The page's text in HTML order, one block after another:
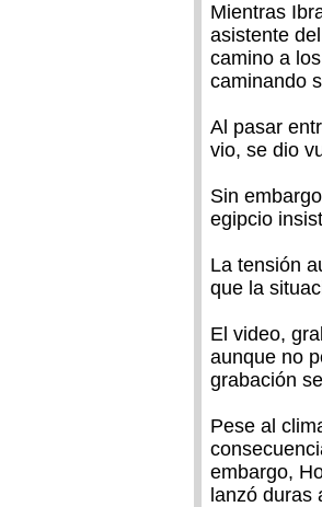
Mientras
asistente
camino a
caminando
Al pasar
vio, se dio
Sin
egipcio
La tensión
que la
El video,
aunque no
grabación
Pese al
embargo,
lanzó duras